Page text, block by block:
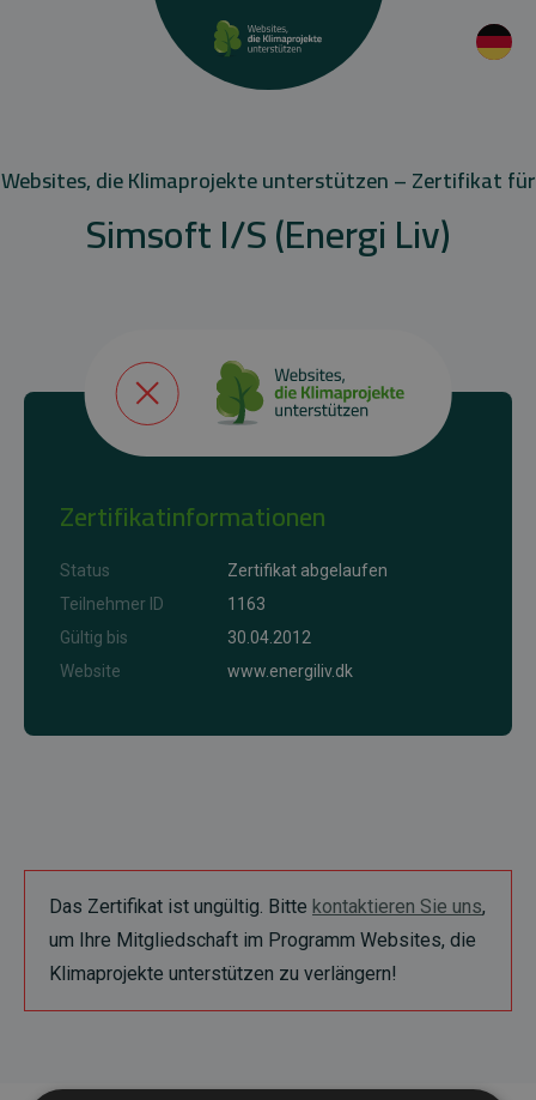
Websites, die Klimaprojekte unterstützen – Zertifikat für
Simsoft I/S (Energi Liv)
Zertifikatinformationen
Status
Zertifikat abgelaufen
Teilnehmer ID
1163
Gültig bis
30.04.2012
Website
www.energiliv.dk
Das Zertifikat ist ungültig. Bitte kontaktieren Sie uns,
um Ihre Mitgliedschaft im Programm Websites, die
Klimaprojekte unterstützen zu verlängern!